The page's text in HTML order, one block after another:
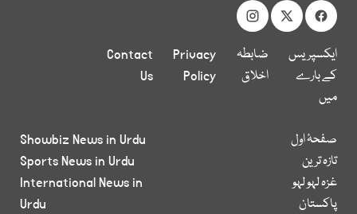
ایکسپریس
کے بارے
میں
ضابطہ
اخلاق
Privacy
Policy
Contact
Us
صفحۂ اول
تازہ ترین
غزہ لہو لہو
پاکستان
Showbiz News in Urdu
Sports News in Urdu
International News in
Urdu